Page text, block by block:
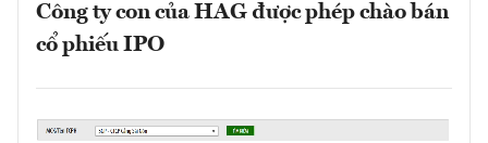
Công ty con của HAG được phép chào bán
cổ phiếu IPO